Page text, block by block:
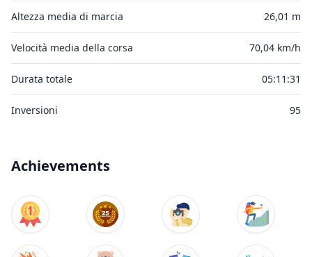
Altezza media di marcia 26,01 m
Velocità media della corsa 70,04 km/h
Durata totale 05:11:31
Inversioni 95
Achievements